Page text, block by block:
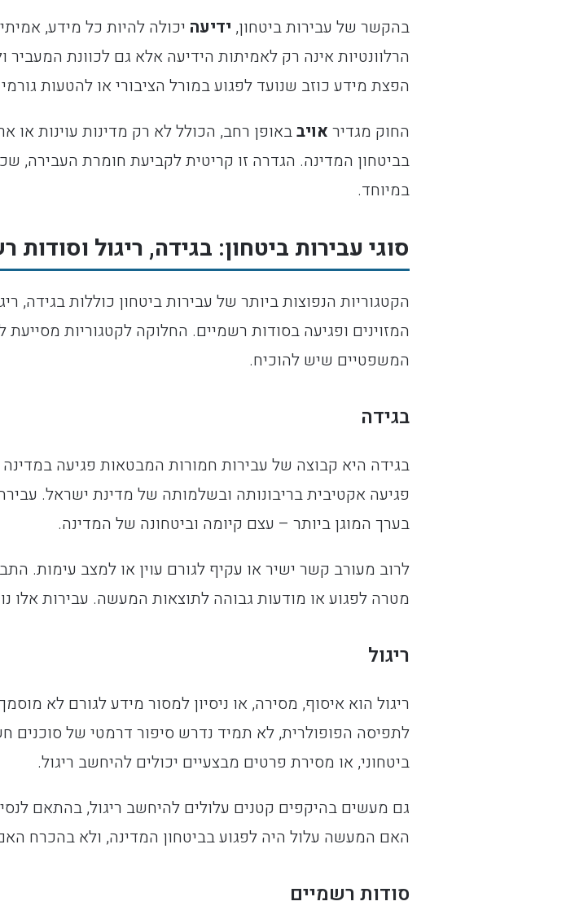
בהקשר של עבירות ביטחון, ידיעה יכולה להיות כל מידע,
הרלוונטיות אינה רק לאמיתות הידיעה אלא גם לכוונת
הפצת מידע כוזב שנועד לפגוע במורל הציבורי או להטעות
החוק מגדיר אויבבאופן רחב, הכולל לא רק מדינות עוינות או
בביטחון המדינה. הגדרה זו קריטית לקביעת חומרת העבירה,
במיוחד.
סוגי עבירות ביטחון: בגידה, ריגול וסודות
הקטגוריות הנפוצות ביותר של עבירות ביטחון כוללות בגידה,
המזוינים ופגיעה בסודות רשמיים. החלוקה לקטגוריות
המשפטיים שיש להוכיח.
בגידה
בגידה היא קבוצה של עבירות חמורות המבטאות פגיעה
פגיעה אקטיבית בריבונותה ובשלמותה של מדינת ישראל.
בערך המוגן ביותר – עצם קיומה וביטחונה של המדינה.
לרוב מעורב קשר ישיר או עקיף לגורם עוין או למצב עימות.
מטרה לפגוע או מודעות גבוהה לתוצאות המעשה. עבירות אלו
ריגול
ריגול הוא איסוף, מסירה, או ניסיון למסור מידע לגורם לא
לתפיסה הפופולרית, לא תמיד נדרש סיפור דרמטי של
ביטחוני, או מסירת פרטים מבצעיים יכולים להיחשב ריגול.
גם מעשים בהיקפים קטנים עלולים להיחשב ריגול, בהתאם
האם המעשה עלול היה לפגוע בביטחון המדינה, ולא בהכרח
סודות רשמיים